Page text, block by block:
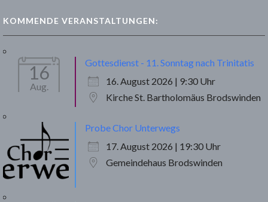
KOMMENDE VERANSTALTUNGEN:
16
Aug.
Gottesdienst - 11. Sonntag nach Trinitatis
16. August 2026 | 9:30 Uhr
Kirche St. Bartholomäus Brodswinden
Probe Chor Unterwegs
17. August 2026 | 19:30 Uhr
Gemeindehaus Brodswinden